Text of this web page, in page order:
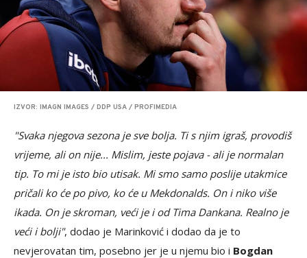
IZVOR: IMAGN IMAGES / DDP USA / PROFIMEDIA
"Svaka njegova sezona je sve bolja. Ti s njim igraš, provodiš
vrijeme, ali on nije... Mislim, jeste pojava - ali je normalan
tip. To mi je isto bio utisak. Mi smo samo poslije utakmice
pričali ko će po pivo, ko će u Mekdonalds. On i niko više
ikada. On je skroman, veći je i od Tima Dankana. Realno je
veći i bolji", dodao je Marinković i dodao da je to
nevjerovatan tim, posebno jer je u njemu bio i Bogdan